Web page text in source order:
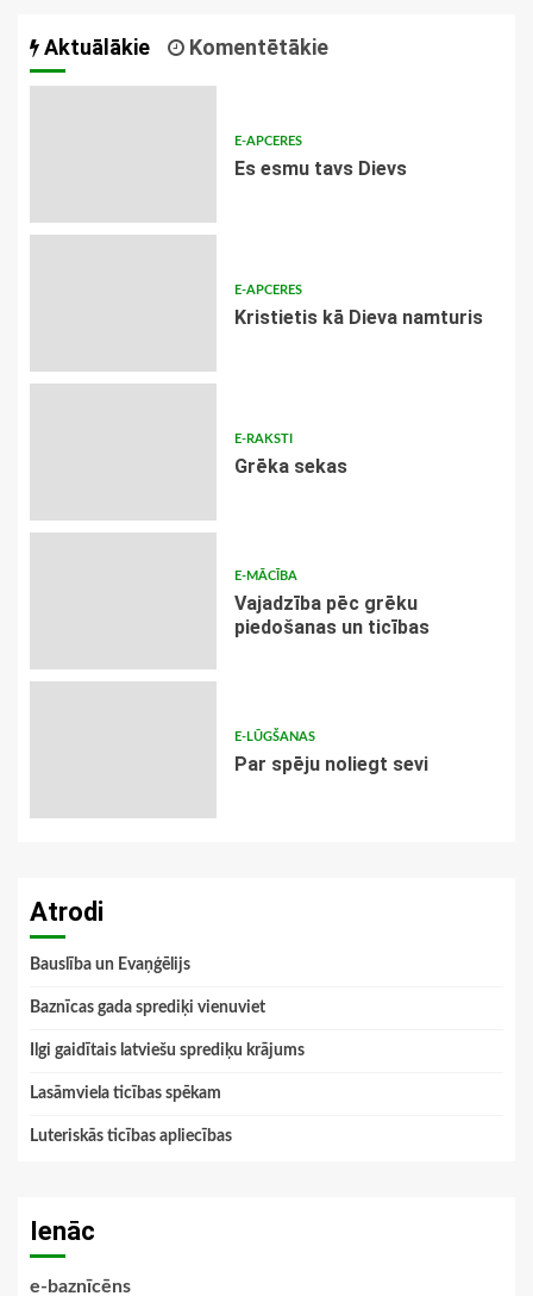
Aktuālākie Komentētākie
E-APCERES
Es esmu tavs Dievs
E-APCERES
Kristietis kā Dieva namturis
E-RAKSTI
Grēka sekas
E-MĀCĪBA
Vajadzība pēc grēku
piedošanas un ticības
E-LŪGŠANAS
Par spēju noliegt sevi
Atrodi
Bauslība un Evaņģēlijs
Baznīcas gada sprediķi vienuviet
Ilgi gaidītais latviešu sprediķu krājums
Lasāmviela ticības spēkam
Luteriskās ticības apliecības
Ienāc
e-baznīcēns